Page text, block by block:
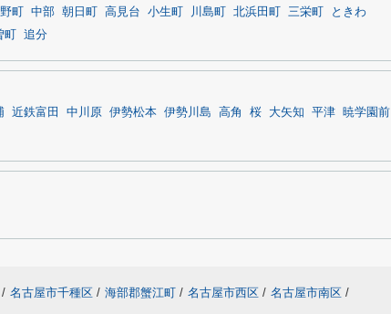
町 中部 朝日町 高見台 小生町 川島町 北浜田町 三栄町
ときわ
追分
近鉄富田 中川原 伊勢松本 伊勢川島 高角 桜 大矢知 平津 暁学園前
/ 名古屋市千種区 / 海部郡蟹江町 / 名古屋市西区 / 名古屋市南区 /